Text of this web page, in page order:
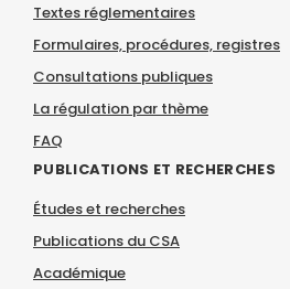
Textes réglementaires
Formulaires, procédures, registres
Consultations publiques
La régulation par thème
FAQ
PUBLICATIONS ET RECHERCHES
Études et recherches
Publications du CSA
Académique